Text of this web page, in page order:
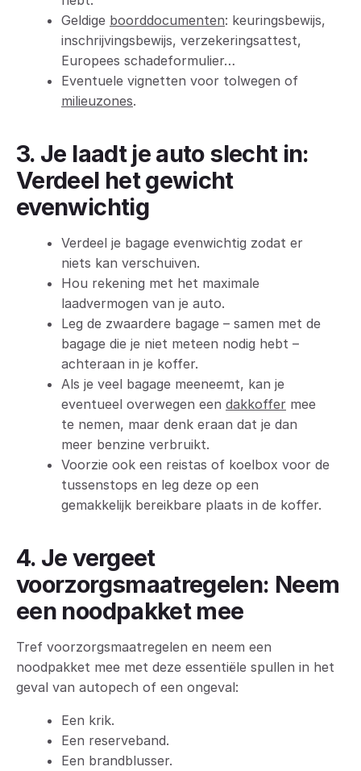
Geldige boorddocumenten: keuringsbewijs,
inschrijvingsbewijs, verzekeringsattest,
Europees schadeformulier…
Eventuele vignetten voor tolwegen of
milieuzones.
3. Je laadt je auto slecht in:
Verdeel het gewicht
evenwichtig
Verdeel je bagage evenwichtig zodat er
niets kan verschuiven.
Hou rekening met het maximale
laadvermogen van je auto.
Leg de zwaardere bagage – samen met de
bagage die je niet meteen nodig hebt –
achteraan in je koffer.
Als je veel bagage meeneemt, kan je
eventueel overwegen een dakkoffer mee
te nemen, maar denk eraan dat je dan
meer benzine verbruikt.
Voorzie ook een reistas of koelbox voor de
tussenstops en leg deze op een
gemakkelijk bereikbare plaats in de koffer.
4. Je vergeet
voorzorgsmaatregelen: Neem
een noodpakket mee
Tref voorzorgsmaatregelen en neem een
noodpakket mee met deze essentiële spullen in het
geval van autopech of een ongeval:
Een krik.
Een reserveband.
Een brandblusser.